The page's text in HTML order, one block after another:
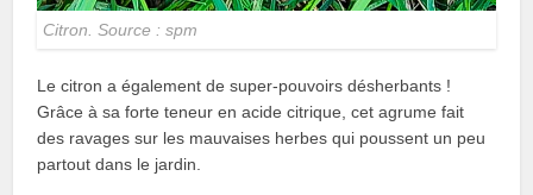
Citron. Source : spm
Le citron a également de super-pouvoirs désherbants !
Grâce à sa forte teneur en acide citrique, cet agrume fait
des ravages sur les mauvaises herbes qui poussent un peu
partout dans le jardin.